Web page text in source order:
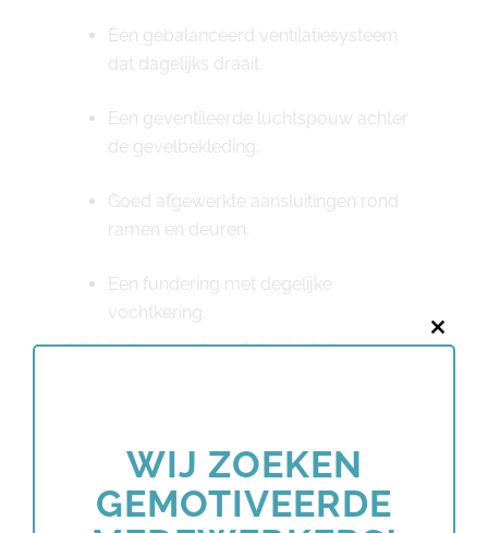
Een gebalanceerd ventilatiesysteem
dat dagelijks draait.
Een geventileerde luchtspouw achter
de gevelbekleding.
Goed afgewerkte aansluitingen rond
ramen en deuren.
Een fundering met degelijke
vochtkering.
Vink je deze punten af, dan is de kans op
bouwproces.
Close
WIJ ZOEKEN
GEMOTIVEERDE